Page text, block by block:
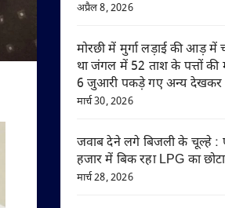
अप्रैल 8, 2026
मोरछी में मुर्गा लड़ाई की आड़ में
था जंगल में 52 ताश के पत्तों की
6 जुआरी पकड़े गए अन्य देखकर
मार्च 30, 2026
जवाब देने लगे बिजली के चूल्हे :
हजार में बिक रहा LPG का
मार्च 28, 2026